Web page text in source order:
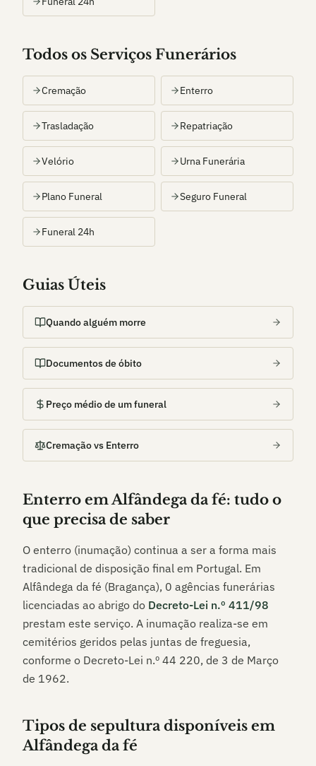
Todos os Serviços Funerários
Cremação Enterro
Trasladação Repatriação
Velório Urna Funerária
Plano Funeral Seguro Funeral
Funeral 24h
Guias Úteis
Quando alguém morre
Documentos de óbito
Preço médio de um funeral
Cremação vs Enterro
Enterro emAlfândega da fé: tudo o
que precisa de saber
O enterro (inumação) continua a ser a forma mais
tradicional de disposição final em Portugal. Em
Alfândega da fé (Bragança), 0 agências funerárias
licenciadas ao abrigo do Decreto-Lei n.º 411/98
prestam este serviço. A inumação realiza-se em
cemitérios geridos pelas juntas de freguesia,
conforme o Decreto-Lei n.º 44 220, de 3 de Março
de 1962.
Tipos de sepultura disponíveis em
Alfândega da fé